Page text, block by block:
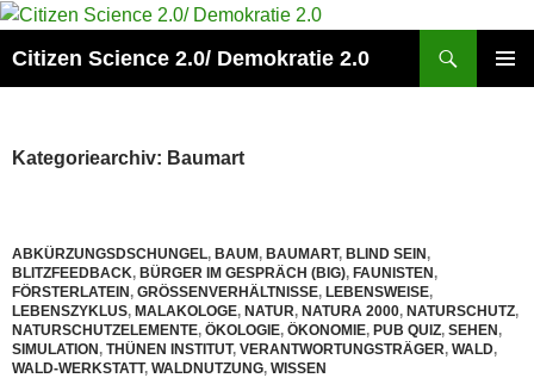
Zum
springen
Citizen Science 2.0/ Demokratie 2.0
Kategoriearchiv: Baumart
ABKÜRZUNGSDSCHUNGEL, BAUM, BAUMART, BLIND SEIN,
BLITZFEEDBACK, BÜRGER IM GESPRÄCH (BIG), FAUNISTEN,
FÖRSTERLATEIN, GRÖSSENVERHÄLTNISSE , LEBENSWEISE,
LEBENSZYKLUS, MALAKOLOGE, NATUR, NATURA 2000, NATURSCHUTZ,
NATURSCHUTZELEMENTE, ÖKOLOGIE, ÖKONOMIE, PUB QUIZ, SEHEN,
SIMULATION, THÜNEN INSTITUT, VERANTWORTUNGSTRÄGER, WALD,
WALD-WERKSTATT, WALDNUTZUNG, WISSEN